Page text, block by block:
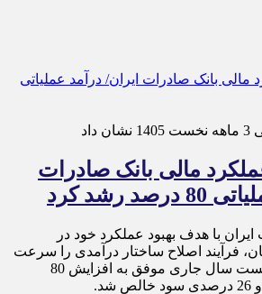
مالی بانک صادرات
رشد کرد
با هدف بهبود عملکرد خود در
فرآیند اصلاح ساختار درآمدی را سرعت
بخشید و طی 3 ماهه نخست سال جاری موفق به افزایش 80